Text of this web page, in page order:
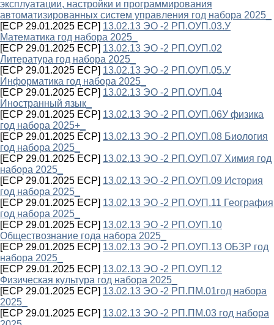
эксплуатации, настройки и программирования
автоматизированных систем управления год набора 2025_
[ECP 29.01.2025 ECP] 13.02.13 ЭО -2 РП.ОУП.03.У
Математика год набора 2025_
[ECP 29.01.2025 ECP] 13.02.13 ЭО -2 РП.ОУП.02
Литература год набора 2025_
[ECP 29.01.2025 ECP] 13.02.13 ЭО -2 РП.ОУП.05.У
Информатика год набора 2025_
[ECP 29.01.2025 ECP] 13.02.13 ЭО -2 РП.ОУП.04
Иностранный язык_
[ECP 29.01.2025 ECP] 13.02.13 ЭО -2 РП.ОУП.06У физика
год набора 2025+_
[ECP 29.01.2025 ECP] 13.02.13 ЭО -2 РП.ОУП.08 Биология
год набора 2025_
[ECP 29.01.2025 ECP] 13.02.13 ЭО -2 РП.ОУП.07 Химия год
набора 2025_
[ECP 29.01.2025 ECP] 13.02.13 ЭО -2 РП.ОУП.09 История
год набора 2025_
[ECP 29.01.2025 ECP] 13.02.13 ЭО -2 РП.ОУП.11 География
год набора 2025_
[ECP 29.01.2025 ECP] 13.02.13 ЭО -2 РП.ОУП.10
Обществознание года набора 2025_
[ECP 29.01.2025 ECP] 13.02.13 ЭО -2 РП.ОУП.13 ОБЗР год
набора 2025_
[ECP 29.01.2025 ECP] 13.02.13 ЭО -2 РП.ОУП.12
Физическая культура год набора 2025_
[ECP 29.01.2025 ECP] 13.02.13 ЭО -2 РП.ПМ.01год набора
2025_
[ECP 29.01.2025 ECP] 13.02.13 ЭО -2 РП.ПМ.03 год набора